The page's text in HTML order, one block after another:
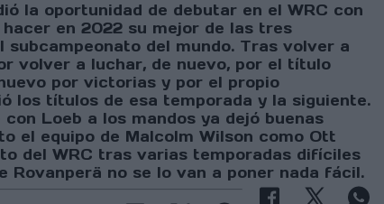
la oportunidad de debutar en el WRC con
en 2022 su mejor de las tres
del mundo. Tras volver a
volver a luchar, de nuevo, por el título
por victorias y por el propio
los títulos de esa temporada y la siguiente.
Loeb a los mandos ya dejó buenas
el equipo de Malcolm Wilson como Ott
del WRC tras varias temporadas difíciles
Rovanperä no se lo van a poner nada fácil.